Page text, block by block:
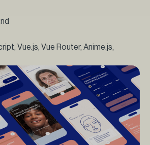
Vue.js, Vue Router, Anime.js,